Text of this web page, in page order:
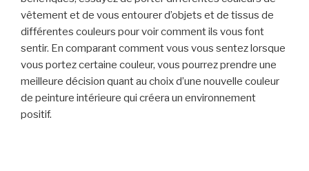
vêtement et de vous entourer d’objets et de tissus de
différentes couleurs pour voir comment ils vous font
sentir. En comparant comment vous vous sentez lorsque
vous portez certaine couleur, vous pourrez prendre une
meilleure décision quant au choix d’une nouvelle couleur
de peinture intérieure qui créera un environnement
positif.